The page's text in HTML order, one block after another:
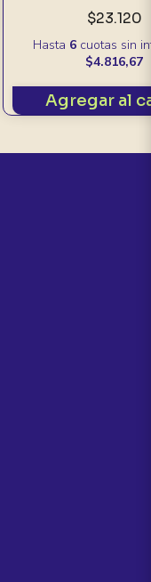
$23.120
Hasta 6cuotas sin
$4.816,67
Agregar al